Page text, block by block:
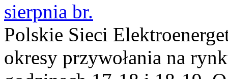
sierpnia br.
Polskie Sieci
okresy przywołania na